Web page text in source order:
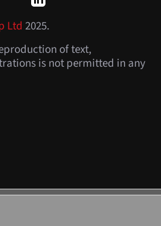
Ltd 2025.
of text,
is not permitted in any